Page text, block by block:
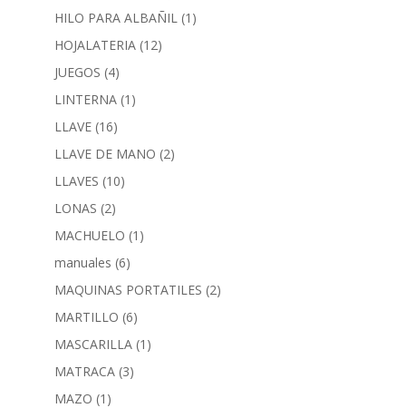
HILO PARA ALBAÑIL (1)
HOJALATERIA (12)
JUEGOS (4)
LINTERNA (1)
LLAVE (16)
LLAVE DE MANO (2)
LLAVES (10)
LONAS (2)
MACHUELO (1)
manuales (6)
MAQUINAS PORTATILES (2)
MARTILLO (6)
MASCARILLA (1)
MATRACA (3)
MAZO (1)